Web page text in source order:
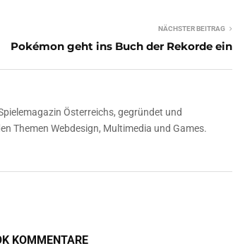
NÄCHSTER BEITRAG
Pokémon geht ins Buch der Rekorde ein
Österreichs, gegründet und
Themen Webdesign, Multimedia und Games.
KOMMENTARE